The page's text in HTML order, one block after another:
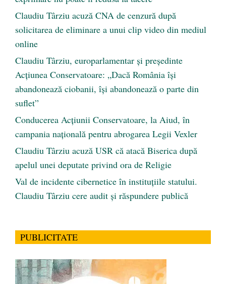
Claudiu Târziu acuză CNA de cenzură după
solicitarea de eliminare a unui clip video din mediul
online
Claudiu Târziu, europarlamentar și președinte
Acțiunea Conservatoare: „Dacă România își
abandonează ciobanii, își abandonează o parte din
suflet”
Conducerea Acțiunii Conservatoare, la Aiud, în
campania națională pentru abrogarea Legii Vexler
Claudiu Târziu acuză USR că atacă Biserica după
apelul unei deputate privind ora de Religie
Val de incidente cibernetice în instituțiile statului.
Claudiu Târziu cere audit și răspundere publică
PUBLICITATE